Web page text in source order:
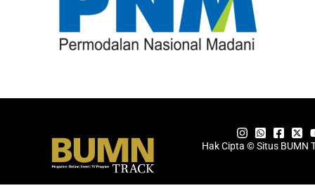
Hak Cipta © Situs BUMN